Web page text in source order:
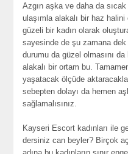
Azgın aşka ve daha da
ulaşımla alakalı bir haz
güzeli bir kadın olarak
sayesinde de şu zamana dek
durumu da güzel olmasını
alakalı bir ortam bu.
yaşatacak ölçüde
sebepten dolayı da hemen
sağlamalısınız.
Kayseri Escort kadınları ile
dersiniz can beyler? Birçok